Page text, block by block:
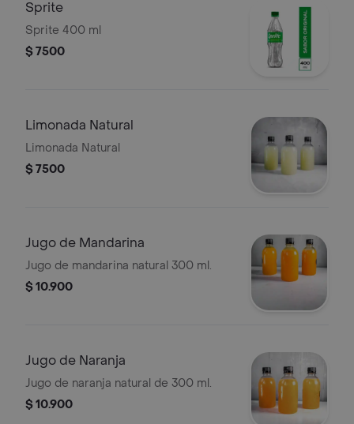
Sprite
Sprite 400 ml
$ 7500
Limonada Natural
Limonada Natural
$ 7500
Jugo de Mandarina
Jugo de mandarina natural 300 ml.
$ 10.900
Jugo de Naranja
Jugo de naranja natural de 300 ml.
$ 10.900